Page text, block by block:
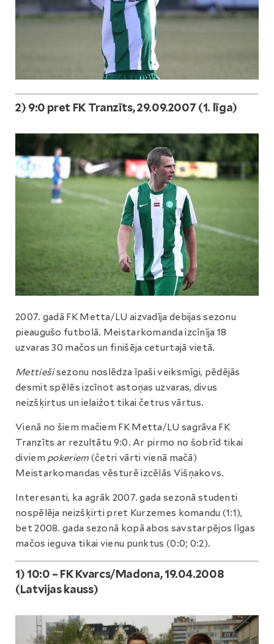
2) 9:0 pret FK Tranzīts, 29.09.2007 (1. līga)
2007. gadā FK Metta/LU aizvadīja debijas sezonu
pieaugušo futbolā. Meistarkomanda izcīnīja 18
uzvaras 30 mačos un finišēja ceturtajā vietā.
Mettiešisezonu noslēdza īpaši veiksmīgi, pēdējās
desmit spēlēs izcīnot astoņas uzvaras, divus
neizšķirtus un ielaižot tikai četrus vārtus.
Vienā no šiem mačiem FK Metta/LU sagrāva FK
Tranzīts ar rezultātu 9:0. Ar pirmo no šobrīd tikai
diviem pokeriem (četri vārti vienā mačā)
Meistarkomandas vēsturē izcēlās Višņakovs.
Interesanti, ka agrāk 2007. gada sezonā studenti
nospēlēja neizšķirti pret Kurzemes komandu (1:1),
bet 2008. gada sezonā kopā abos savstarpējos līgas
mačos ieguva tikai vienu punktus (0:0; 0:2).
1) 10:0 – FK Kvarcs/Madona, 19.04.2008
(Latvijas kauss)